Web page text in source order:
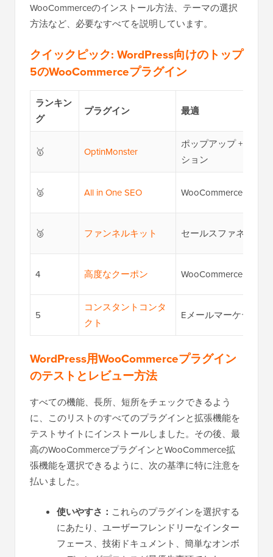
WooCommerceのインストール方法、テーマの選択
方法など、必要なすべてを説明しています。
クイックピック: WordPress向けのトップ
5のWooCommerceプラグイン
ランキン
グ
プラグイン 最適
🥇 OptinMonster
ポップアップ + リー
ション
🥈 All in One SEO WooCommerce SEO
🥉 ファンネルキット セールスファネル +
4 高度なクーポン WooCommerce クー
5
コンスタントコンタ
クト
Eメールマーケティン
WordPress用WooCommerceプラグイン
のテストとレビュー方法
すべての機能、長所、短所をチェックできるよう
に、このリストのすべてのプラグインと拡張機能を
テストサイトにインストールしました。その後、最
高のWooCommerceプラグインとWooCommerce拡
張機能を選択できるように、次の基準に特に注意を
払いました。
使いやすさ： これらのプラグインを選択する
にあたり、ユーザーフレンドリーなインター
フェース、技術ドキュメント、簡単なオンボ